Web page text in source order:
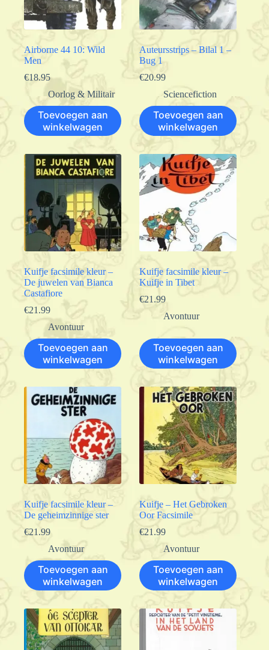
Airborne 44 10: Wild
Men
€18.95
Oorlog & Militair
Toevoegen aan
winkelwagen
Auteursstrips – Bilal 1 –
Bug 1
€20.99
Sciencefiction
Toevoegen aan
winkelwagen
Kuifje facsimile kleur –
De juwelen van Bianca
Castafiore
€21.99
Avontuur
Toevoegen aan
winkelwagen
Kuifje facsimile kleur –
Kuifje in Tibet
€21.99
Avontuur
Toevoegen aan
winkelwagen
Kuifje facsimile kleur –
De geheimzinnige ster
€21.99
Avontuur
Toevoegen aan
winkelwagen
Kuifje – Het Gebroken
Oor Facsimile
€21.99
Avontuur
Toevoegen aan
winkelwagen